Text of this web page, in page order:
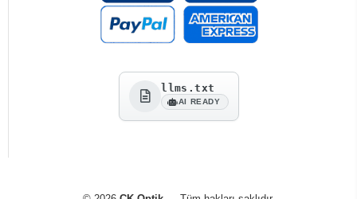
llms.txt
AI READY